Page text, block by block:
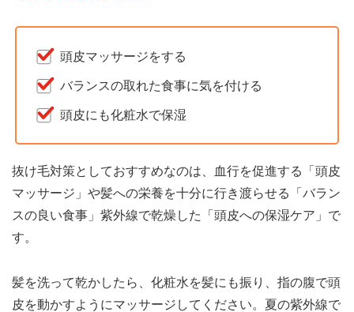
頭皮マッサージをする
バランスの取れた食事に気を付ける
頭皮にも化粧水で保湿
抜け毛対策としておすすめなのは、血行を促進する「頭皮
マッサージ」や髪への栄養を十分に行き渡らせる「バラン
スの良い食事」紫外線で乾燥した「頭皮への保湿ケア」で
す。
髪を洗って乾かしたら、化粧水を髪にも振り、指の腹で頭
皮を動かすようにマッサージしてください。夏の紫外線で